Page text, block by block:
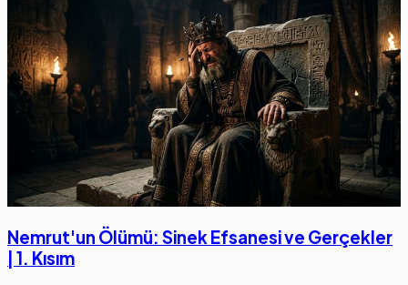
Nemrut'un Ölümü: Sinek Efsanesi ve Gerçekler
| 1. Kısım